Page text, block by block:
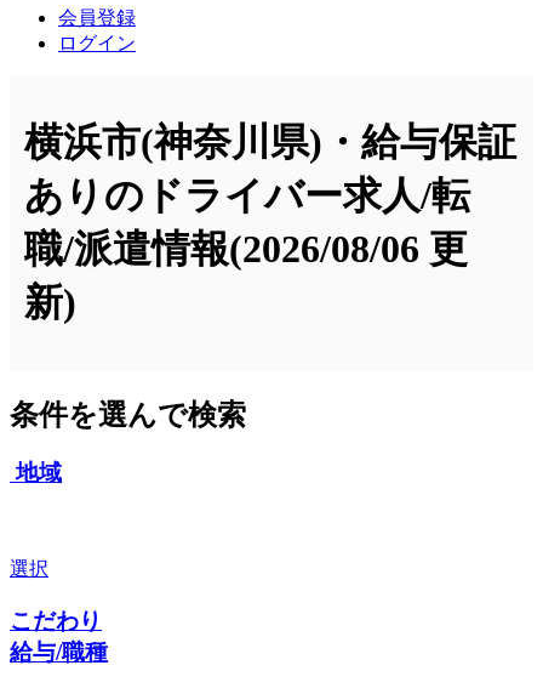
会員登録
ログイン
横浜市(神奈川県)・給与保証
ありのドライバー求人/転
職/派遣情報(2026/08/06 更
新)
条件を選んで検索
地域
選択
こだわり
給与/職種